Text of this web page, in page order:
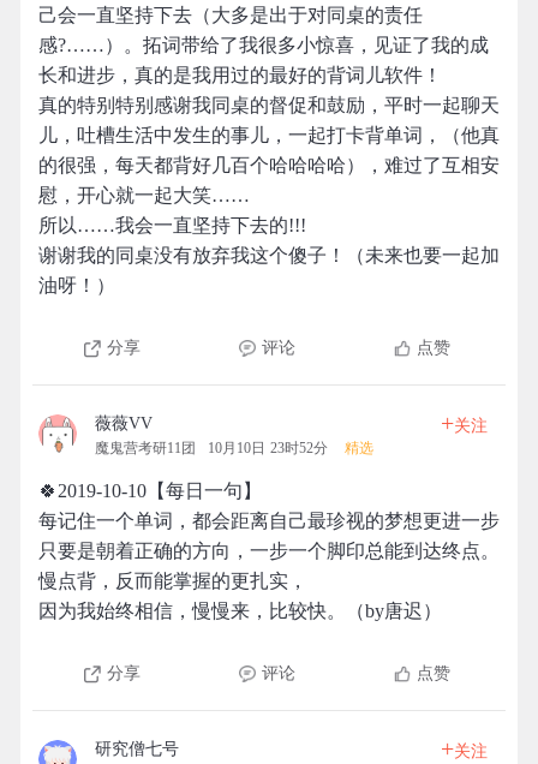
己会一直坚持下去（大多是出于对同桌的责任
感?……）。拓词带给了我很多小惊喜，见证了我的成
长和进步，真的是我用过的最好的背词儿软件！
真的特别特别感谢我同桌的督促和鼓励，平时一起聊天
儿，吐槽生活中发生的事儿，一起打卡背单词，（他真
的很强，每天都背好几百个哈哈哈哈），难过了互相安
慰，开心就一起大笑……
所以……我会一直坚持下去的!!!
谢谢我的同桌没有放弃我这个傻子！（未来也要一起加
油呀！）
分享 评论 点赞
薇薇VV
魔鬼营考研11团 10月10日 23时52分 精选
+关注
🍀2019-10-10【每日一句】
每记住一个单词，都会距离自己最珍视的梦想更进一步
只要是朝着正确的方向，一步一个脚印总能到达终点。
慢点背，反而能掌握的更扎实，
因为我始终相信，慢慢来，比较快。（by唐迟）
分享 评论 点赞
研究僧七号 +关注